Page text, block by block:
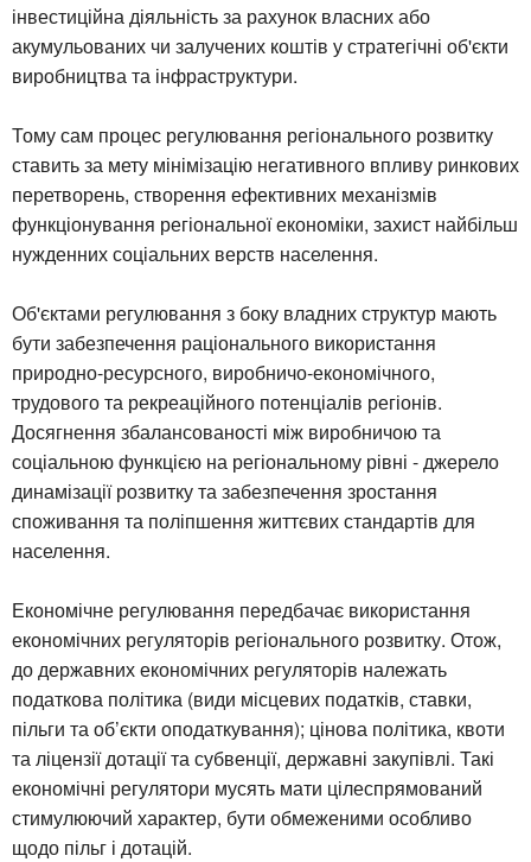
інвестиційна діяльність за рахунок власних або
акумульованих чи залучених коштів у стратегічні об'єкти
виробництва та інфраструктури.
Тому сам процес регулювання регіонального розвитку
ставить за мету мінімізацію негативного впливу ринкових
перетворень, створення ефективних механізмів
функціонування регіональної економіки, захист найбільш
нужденних соціальних верств населення.
Об'єктами регулювання з боку владних структур мають
бути забезпечення раціонального використання
природно-ресурсного, виробничо-економічного,
трудового та рекреаційного потенціалів регіонів.
Досягнення збалансованості між виробничою та
соціальною функцією на регіональному рівні - джерело
динамізації розвитку та забезпечення зростання
споживання та поліпшення життєвих стандартів для
населення.
Економічне регулювання передбачає використання
економічних регуляторів регіонального розвитку. Отож,
до державних економічних регуляторів належать
податкова політика (види місцевих податків, ставки,
пільги та об’єкти оподаткування); цінова політика, квоти
та ліцензії дотації та субвенції, державні закупівлі. Такі
економічні регулятори мусять мати цілеспрямований
стимулюючий характер, бути обмеженими особливо
щодо пільг і дотацій.